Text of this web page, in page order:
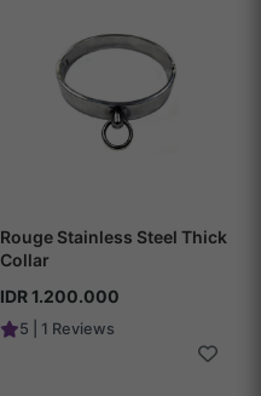
Rouge Stainless Steel Thick
Collar
IDR 1.200.000
5 | 1 Reviews